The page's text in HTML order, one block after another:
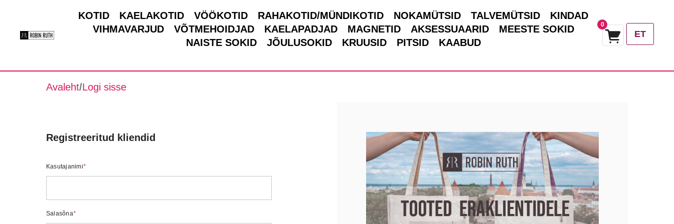
KOTID KAELAKOTID VÖÖKOTID RAHAKOTID/MÜNDIKOTID NOKAMÜTSID TALVEMÜTSID
KINDAD
VIHMAVARJUD
VÕTMEHOIDJAD KAELAPADJAD MAGNETID AKSESSUAARID
MEESTE SOKID
NAISTE SOKID
JÕULUSOKID KRUUSID PITSID KAABUD
0
ET
Avaleht/Logi sisse
Registreeritud kliendid
Kasutajanimi*
Salasõna*